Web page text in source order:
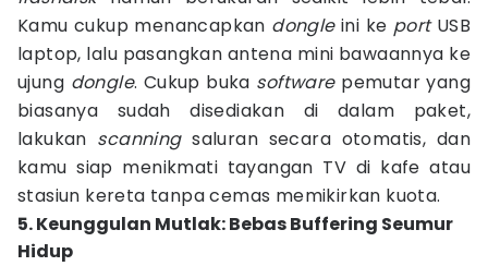
Kamu cukup menancapkan dongleini ke portUSB
laptop, lalu pasangkan antena mini bawaannya ke
ujung dongle. Cukup buka softwarepemutar yang
biasanya sudah disediakan di dalam paket,
lakukan scanningsaluran secara otomatis, dan
kamu siap menikmati tayangan TV di kafe atau
stasiun kereta tanpa cemas memikirkan kuota.
5. Keunggulan Mutlak: Bebas Buffering Seumur
Hidup